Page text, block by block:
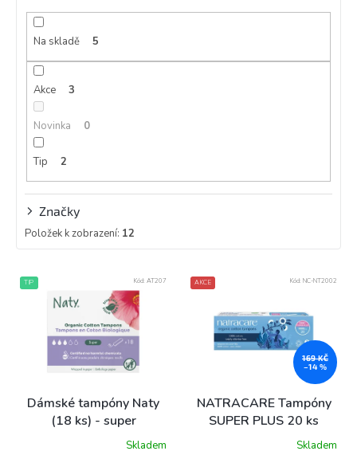
Na skladě 5
Akce 3
Novinka 0
Tip 2
Značky
Položek k zobrazení: 12
V
ýTIP
Dámské tampóny Naty
(18 ks) - super
Skladem
Kód: AT207 AKCE
169 KČ
–14 %
NATRACARE Tampóny
SUPER PLUS 20 ks
Skladem
Kód: NC-NT2002